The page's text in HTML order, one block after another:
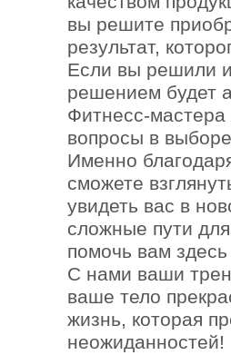
вы решите
результат,
Если вы решили
решением будет
Фитнесс-
вопросы в
Именно
сможете
увидеть вас в
сложные пути
помочь вам
С нами ваши
ваше тело
жизнь, которая
неожиданностей!